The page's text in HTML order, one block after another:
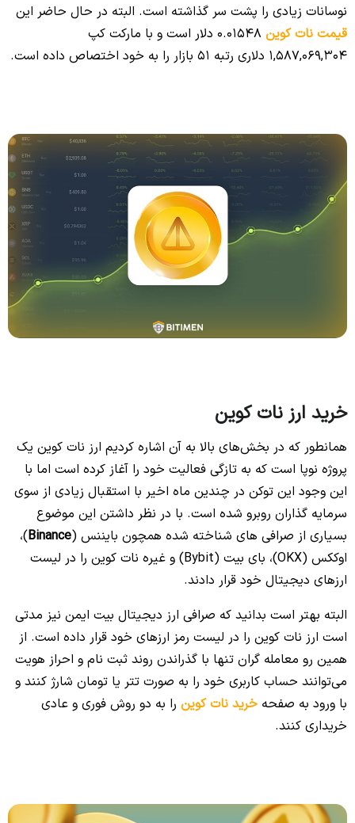
نوسانات زیادی را پشت سر گذاشته است. البته در حال حاضر این
قیمت نات کوین
0.01548 دلار است و با مارکت کپ
1,587,069,304 دلاری رتبه 51 بازار را به خود اختصاص داده است.
خرید ارز نات کوین
همانطور که در بخش‌های بالا به آن اشاره کردیم ارز نات کوین یک
پروژه نوپا است که به تازگی فعالیت خود را آغاز کرده است اما با
این وجود این توکن در چندین ماه اخیر با استقبال زیادی از سوی
سرمایه گذاران روبرو شده است. با در نظر داشتن این موضوع
بسیاری از صرافی های شناخته شده همچون بایننس (Binance)،
اوککس (OKX)، بای بیت (Bybit) و غیره نات کوین را در لیست
ارزهای دیجیتال خود قرار دادند.
البته بهتر است بدانید که صرافی ارز دیجیتال بیت ایمن نیز مدتی
است ارز نات کوین را در لیست رمز ارزهای خود قرار داده است. از
همین رو معامله گران تنها با گذراندن روند ثبت نام و احراز هویت
می‌توانند حساب کاربری خود را به صورت تتر یا تومان شارژ کنند و
با ورود به صفحه خرید نات کوین را به دو روش فوری و عادی
خریداری کنند.